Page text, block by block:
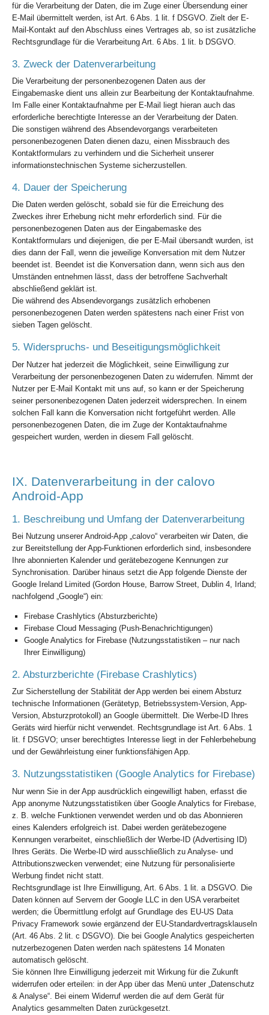
für die Verarbeitung der Daten, die im Zuge einer Übersendung einer
E-Mail übermittelt werden, ist Art. 6 Abs. 1 lit. f DSGVO. Zielt der E-
Mail-Kontakt auf den Abschluss eines Vertrages ab, so ist zusätzliche
Rechtsgrundlage für die Verarbeitung Art. 6 Abs. 1 lit. b DSGVO.
3. Zweck der Datenverarbeitung
Die Verarbeitung der personenbezogenen Daten aus der
Eingabemaske dient uns allein zur Bearbeitung der Kontaktaufnahme.
Im Falle einer Kontaktaufnahme per E-Mail liegt hieran auch das
erforderliche berechtigte Interesse an der Verarbeitung der Daten.
Die sonstigen während des Absendevorgangs verarbeiteten
personenbezogenen Daten dienen dazu, einen Missbrauch des
Kontaktformulars zu verhindern und die Sicherheit unserer
informationstechnischen Systeme sicherzustellen.
4. Dauer der Speicherung
Die Daten werden gelöscht, sobald sie für die Erreichung des
Zweckes ihrer Erhebung nicht mehr erforderlich sind. Für die
personenbezogenen Daten aus der Eingabemaske des
Kontaktformulars und diejenigen, die per E-Mail übersandt wurden, ist
dies dann der Fall, wenn die jeweilige Konversation mit dem Nutzer
beendet ist. Beendet ist die Konversation dann, wenn sich aus den
Umständen entnehmen lässt, dass der betroffene Sachverhalt
abschließend geklärt ist.
Die während des Absendevorgangs zusätzlich erhobenen
personenbezogenen Daten werden spätestens nach einer Frist von
sieben Tagen gelöscht.
5. Widerspruchs- und Beseitigungsmöglichkeit
Der Nutzer hat jederzeit die Möglichkeit, seine Einwilligung zur
Verarbeitung der personenbezogenen Daten zu widerrufen. Nimmt der
Nutzer per E-Mail Kontakt mit uns auf, so kann er der Speicherung
seiner personenbezogenen Daten jederzeit widersprechen. In einem
solchen Fall kann die Konversation nicht fortgeführt werden. Alle
personenbezogenen Daten, die im Zuge der Kontaktaufnahme
gespeichert wurden, werden in diesem Fall gelöscht.
IX. Datenverarbeitung in der calovo
Android-App
1. Beschreibung und Umfang der Datenverarbeitung
Bei Nutzung unserer Android-App „calovo“ verarbeiten wir Daten, die
zur Bereitstellung der App-Funktionen erforderlich sind, insbesondere
Ihre abonnierten Kalender und gerätebezogene Kennungen zur
Synchronisation. Darüber hinaus setzt die App folgende Dienste der
Google Ireland Limited (Gordon House, Barrow Street, Dublin 4, Irland;
nachfolgend „Google“) ein:
Firebase Crashlytics (Absturzberichte)
Firebase Cloud Messaging (Push-Benachrichtigungen)
Google Analytics for Firebase (Nutzungsstatistiken – nur nach
Ihrer Einwilligung)
2. Absturzberichte (Firebase Crashlytics)
Zur Sicherstellung der Stabilität der App werden bei einem Absturz
technische Informationen (Gerätetyp, Betriebssystem-Version, App-
Version, Absturzprotokoll) an Google übermittelt. Die Werbe-ID Ihres
Geräts wird hierfür nicht verwendet. Rechtsgrundlage ist Art. 6 Abs. 1
lit. f DSGVO; unser berechtigtes Interesse liegt in der Fehlerbehebung
und der Gewährleistung einer funktionsfähigen App.
3. Nutzungsstatistiken (Google Analytics for Firebase)
Nur wenn Sie in der App ausdrücklich eingewilligt haben, erfasst die
App anonyme Nutzungsstatistiken über Google Analytics for Firebase,
z. B. welche Funktionen verwendet werden und ob das Abonnieren
eines Kalenders erfolgreich ist. Dabei werden gerätebezogene
Kennungen verarbeitet, einschließlich der Werbe-ID (Advertising ID)
Ihres Geräts. Die Werbe-ID wird ausschließlich zu Analyse- und
Attributionszwecken verwendet; eine Nutzung für personalisierte
Werbung findet nicht statt.
Rechtsgrundlage ist Ihre Einwilligung, Art. 6 Abs. 1 lit. a DSGVO. Die
Daten können auf Servern der Google LLC in den USA verarbeitet
werden; die Übermittlung erfolgt auf Grundlage des EU-US Data
Privacy Framework sowie ergänzend der EU-Standardvertragsklauseln
(Art. 46 Abs. 2 lit. c DSGVO). Die bei Google Analytics gespeicherten
nutzerbezogenen Daten werden nach spätestens 14 Monaten
automatisch gelöscht.
Sie können Ihre Einwilligung jederzeit mit Wirkung für die Zukunft
widerrufen oder erteilen: in der App über das Menü unter „Datenschutz
& Analyse“. Bei einem Widerruf werden die auf dem Gerät für
Analytics gesammelten Daten zurückgesetzt.